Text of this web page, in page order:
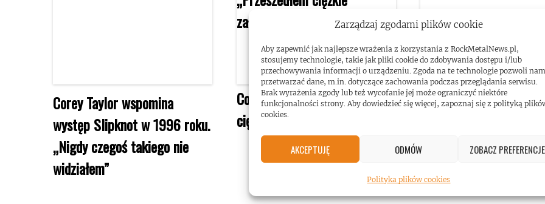
Zarządzaj zgodami plików cookie
Aby zapewnić jak najlepsze wrażenia z korzystania z RockMetalNews.pl,
stosujemy technologie, takie jak pliki cookie do zdobywania dostępu i/lub
przechowywania informacji o urządzeniu. Zgoda na te technologie pozwoli nam
przetwarzać dane, m.in. dotyczące zachowania podczas przeglądania serwisu.
Brak wyrażenia zgody lub też wycofanie jej może ograniczyć niektóre
funkcjonalności strony. Aby dowiedzieć się więcej, zapoznaj się z polityką
cookies.
AKCEPTUJĘ ODMÓW ZOBACZ PREFERENCJE
Polityka plików cookies
Corey Taylor wspomina
występ Slipknot w 1996 roku.
„Nigdy czegoś takiego nie
widziałem”
Corey Taylor: „Przeszedłem
ciężkie załamanie”
Corey Taylor o braku